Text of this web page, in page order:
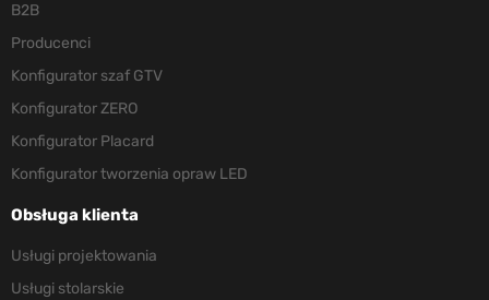
B2B
Producenci
Konfigurator szaf GTV
Konfigurator ZERO
Konfigurator Placard
Konfigurator tworzenia opraw LED
Obsługa klienta
Usługi projektowania
Usługi stolarskie